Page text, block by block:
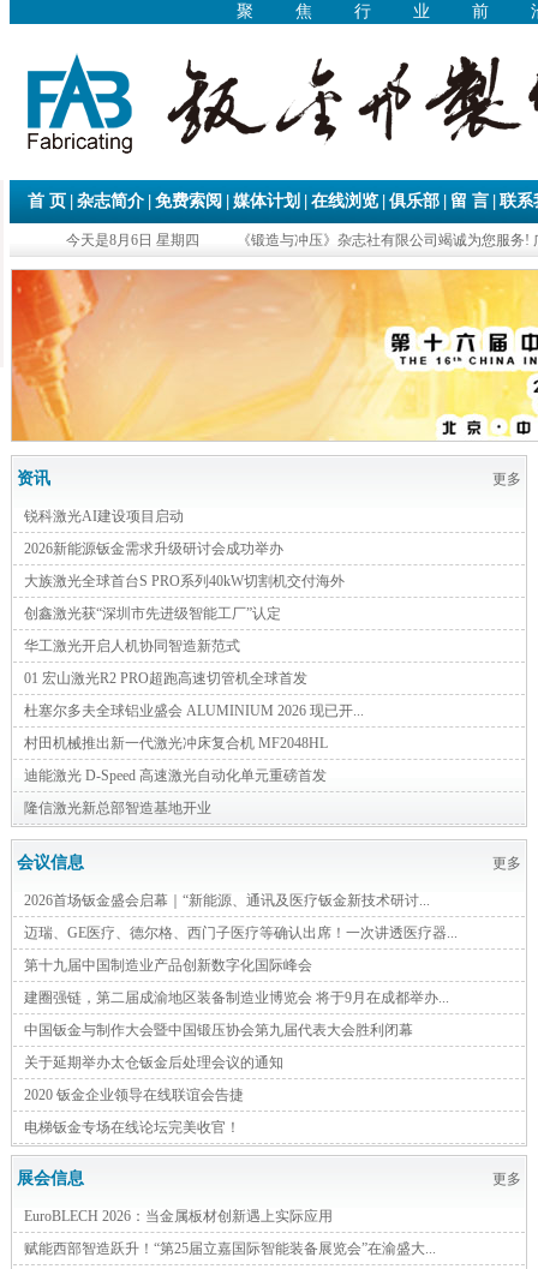
聚焦行业
首 页 | 杂志简介 | 免费索阅 | 媒体计划 | 在线浏览 | 俱乐部 | 留 言 | 联系
今天是8月6日 星期四 《锻造与冲压》杂志社有限公司竭诚为您服务!
资讯 更多
锐科激光AI建设项目启动
2026新能源钣金需求升级研讨会成功举办
大族激光全球首台S PRO系列40kW切割机交付海外
创鑫激光获“深圳市先进级智能工厂”认定
华工激光开启人机协同智造新范式
01 宏山激光R2 PRO超跑高速切管机全球首发
杜塞尔多夫全球铝业盛会 ALUMINIUM 2026 现已开...
村田机械推出新一代激光冲床复合机 MF2048HL
迪能激光 D-Speed 高速激光自动化单元重磅首发
隆信激光新总部智造基地开业
会议信息 更多
2026首场钣金盛会启幕｜“新能源、通讯及医疗钣金新技术研讨...
迈瑞、GE医疗、德尔格、西门子医疗等确认出席！一次讲透医疗器...
第十九届中国制造业产品创新数字化国际峰会
建圈强链，第二届成渝地区装备制造业博览会 将于9月在成都举办...
中国钣金与制作大会暨中国锻压协会第九届代表大会胜利闭幕
关于延期举办太仓钣金后处理会议的通知
2020 钣金企业领导在线联谊会告捷
电梯钣金专场在线论坛完美收官！
展会信息 更多
EuroBLECH 2026：当金属板材创新遇上实际应用
赋能西部智造跃升！“第25届立嘉国际智能装备展览会”在渝盛大...